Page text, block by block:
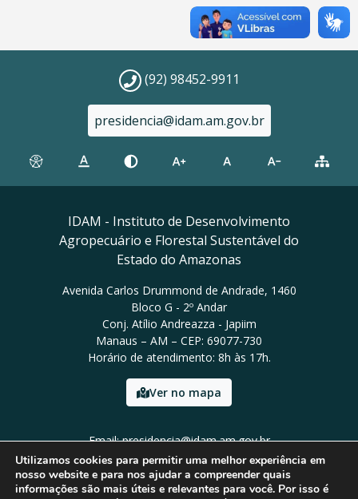
(92) 98452-9911
presidencia@idam.am.gov.br
IDAM - Instituto de Desenvolvimento
Agropecuário e Florestal Sustentável do
Estado do Amazonas
Avenida Carlos Drummond de Andrade, 1460
Bloco G - 2º Andar
Conj. Atílio Andreazza - Japiim
Manaus – AM – CEP: 69077-730
Horário de atendimento: 8h às 17h.
Ver no mapa
Email: presidencia@idam.am.gov.br
Tel: (92) 98452-9911
Utilizamos cookies para permitir uma melhor experiência em
nosso website e para nos ajudar a compreender quais
informações são mais úteis e relevantes para você. Por isso é